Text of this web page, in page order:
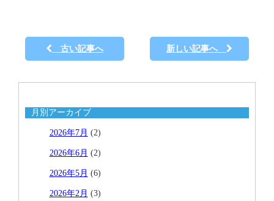
古い記事へ 新しい記事へ
月別アーカイブ
2026年7月 (2)
2026年6月 (2)
2026年5月 (6)
2026年2月 (3)